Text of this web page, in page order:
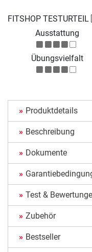
FITSHOP TESTURTEIL
Ausstattung
Übungsvielfalt
Produktdetails
Beschreibung
Dokumente
Test &
Zubehör
Bestseller